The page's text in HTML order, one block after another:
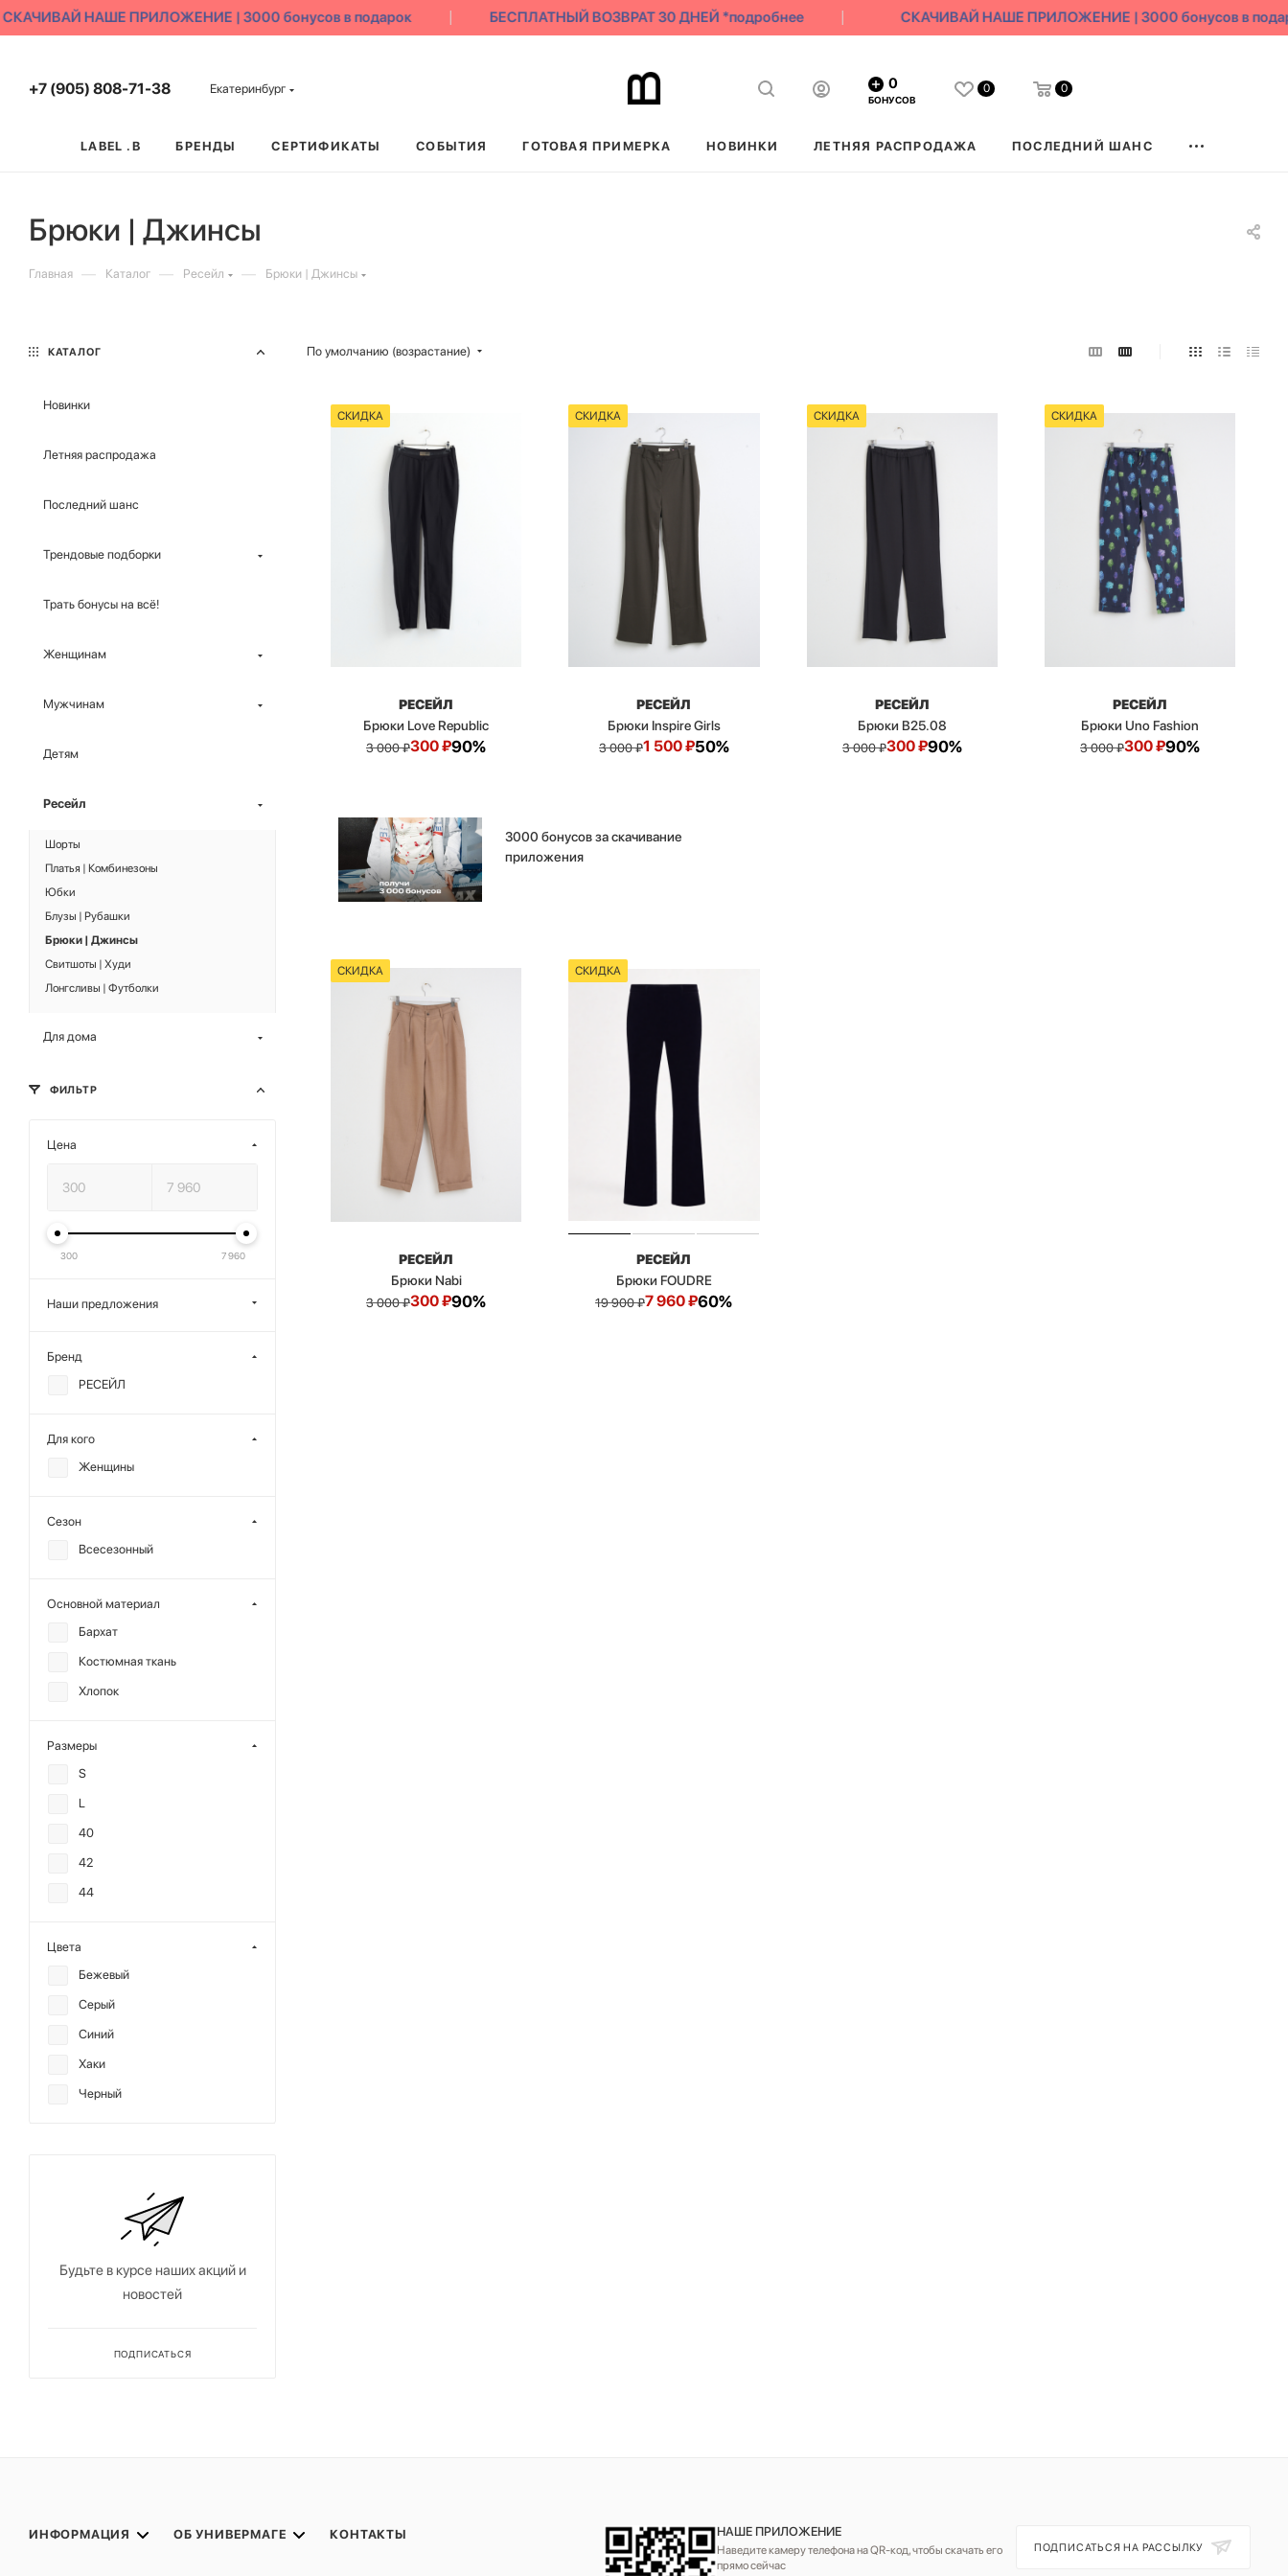
НАШЕ ПРИЛОЖЕНИЕ | 3000 бонусов в подарок БЕСПЛАТНЫЙ ВОЗВРАТ 30 ДНЕЙ *подробнее СКАЧИВАЙ НАШЕ ПРИЛОЖЕНИЕ | 3000 бонусов в
+7 (905) 808-71-38 Екатеринбург 0
БОНУСОВ
0 0
LABEL .B БРЕНДЫ СЕРТИФИКАТЫ СОБЫТИЯ ГОТОВАЯ ПРИМЕРКА НОВИНКИ ЛЕТНЯЯ РАСПРОДАЖА ПОСЛЕДНИЙ ШАНС
Брюки | Джинсы
Главная — Каталог — Ресейл — Брюки | Джинсы
По умолчанию (возрастание)
СКИДКА
РЕСЕЙЛ
Брюки Love Republic
3 000₽300₽90%
СКИДКА
РЕСЕЙЛ
Брюки Inspire Girls
3 000₽1 500₽50%
СКИДКА
РЕСЕЙЛ
Брюки B25.08
3 000₽300₽90%
СКИДКА
РЕСЕЙЛ
Брюки Uno Fashion
3 000₽300₽90%
3000 бонусов за скачивание
приложения
СКИДКА
РЕСЕЙЛ
Брюки Nabi
3 000₽300₽90%
СКИДКА
РЕСЕЙЛ
Брюки FOUDRE
19 900₽7 960₽60%
КАТАЛОГ
Новинки
Летняя распродажа
Последний шанс
Трендовые подборки
Трать бонусы на всё!
Женщинам
Мужчинам
Детям
Ресейл
Шорты
Платья | Комбинезоны
Юбки
Блузы | Рубашки
Брюки | Джинсы
Свитшоты | Худи
Лонгсливы | Футболки
Для дома
ФИЛЬТР
Цена
300 7 960
Наши предложения
Бренд
РЕСЕЙЛ
Для кого
Женщины
Сезон
Всесезонный
Основной материал
Бархат
Костюмная ткань
Хлопок
Размеры
S
L
40
42
44
Цвета
Бежевый
Серый
Синий
Хаки
Черный
Будьте в курсе наших акций и
новостей
ПОДПИСАТЬСЯ
ИНФОРМАЦИЯ ОБ УНИВЕРМАГЕ КОНТАКТЫ НАШЕ ПРИЛОЖЕНИЕ
Наведите камеру телефона на QR-код, чтобы скачать его
прямо сейчас
ПОДПИСАТЬСЯ НА РАССЫЛКУ